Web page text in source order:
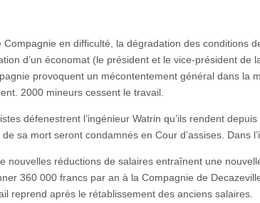
en difficulté, la dégradation des conditions
d’un économat (le président et le vice-président de
provoquent un mécontentement général dans la
2000 mineurs cessent le travail.
défenestrent l’ingénieur Watrin qu’ils rendent
sa mort seront condamnés en Cour d’assises. Dans
nouvelles réductions de salaires entraînent une
360 000 francs par an à la Compagnie de
reprend après le rétablissement des anciens salaires.